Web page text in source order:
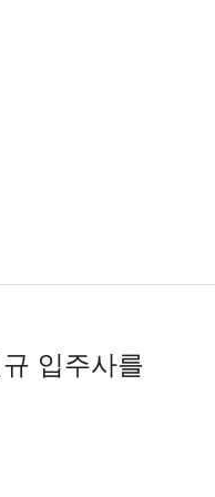
입주사를